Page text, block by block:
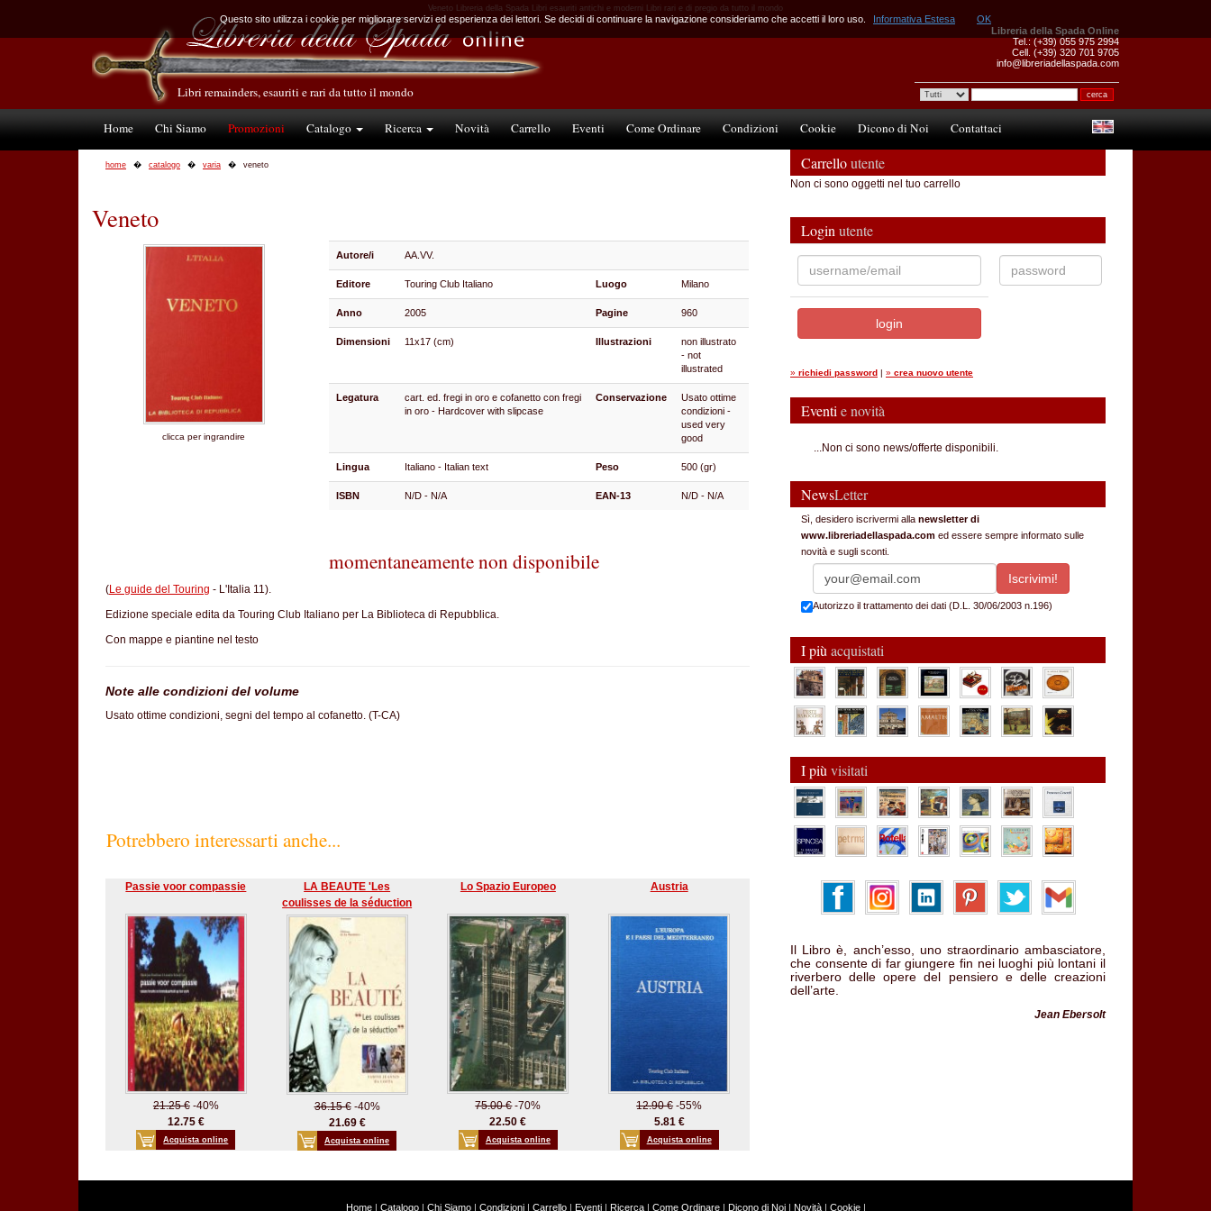
Veneto Libreria della Spada Libri esauriti antichi e moderni Libri rari e di pregio da tutto il mondo
Libreria della Spada Online
Tel.: (+39) 055 975 2994
Cell. (+39) 320 701 9705
info@libreriadellaspada.com
Libri remainders, esauriti e rari da tutto il mondo
Home Chi Siamo Promozioni Catalogo Ricerca Novità Carrello Eventi Come Ordinare Condizioni Cookie Dicono di Noi Contattaci
home catalogo varia veneto
Veneto
clicca per ingrandire
Autore/i AA.VV.
Editore Touring Club Italiano Luogo Milano
Anno 2005 Pagine 960
Dimensioni 11x17 (cm) Illustrazioni
non illustrato
- not
illustrated
Legatura
cart. ed. fregi in oro e cofanetto con fregi
in oro - Hardcover with slipcase
Conservazione
Usato ottime
condizioni -
used very
good
Lingua Italiano - Italian text Peso 500 (gr)
ISBN N/D - N/A EAN-13 N/D - N/A
momentaneamente non disponibile
(Le guide del Touring - L'Italia 11).
Edizione speciale edita da Touring Club Italiano per La Biblioteca di Repubblica.
Con mappe e piantine nel testo
Note alle condizioni del volume
Usato ottime condizioni, segni del tempo al cofanetto. (T-CA)
Potrebbero interessarti anche...
Passie voor compassie
21.25 €-40%
12.75 €
Acquista online
LA BEAUTE 'Les
coulisses de la séduction
36.15 €-40%
21.69 €
Acquista online
Lo Spazio Europeo
75.00 €-70%
22.50 €
Acquista online
Austria
12.90 €-55%
5.81 €
Acquista online
Carrelloutente
Non ci sono oggetti nel tuo carrello
Login utente
» richiedi password | » crea nuovo utente
Eventi e novità
...Non ci sono news/offerte disponibili.
NewsLetter
Sì, desidero iscrivermi alla newsletter di
www.libreriadellaspada.com ed essere sempre informato sulle
novità e sugli sconti.
Autorizzo il trattamento dei dati (D.L. 30/06/2003 n.196)
I più acquistati
I più visitati
Il Libro è, anch’esso, uno straordinario ambasciatore,
che consente di far giungere fin nei luoghi più lontani il
riverbero delle opere del pensiero e delle creazioni
dell’arte.
Jean Ebersolt
Home| Catalogo| Chi Siamo| Condizioni| Carrello| Eventi| Ricerca| Come Ordinare | Dicono di Noi| Novità| Cookie|
Questo sito utilizza i cookie per migliorare servizi ed esperienza dei lettori. Se decidi di continuare la navigazione consideriamo che accetti il loro uso. Informativa Estesa OK